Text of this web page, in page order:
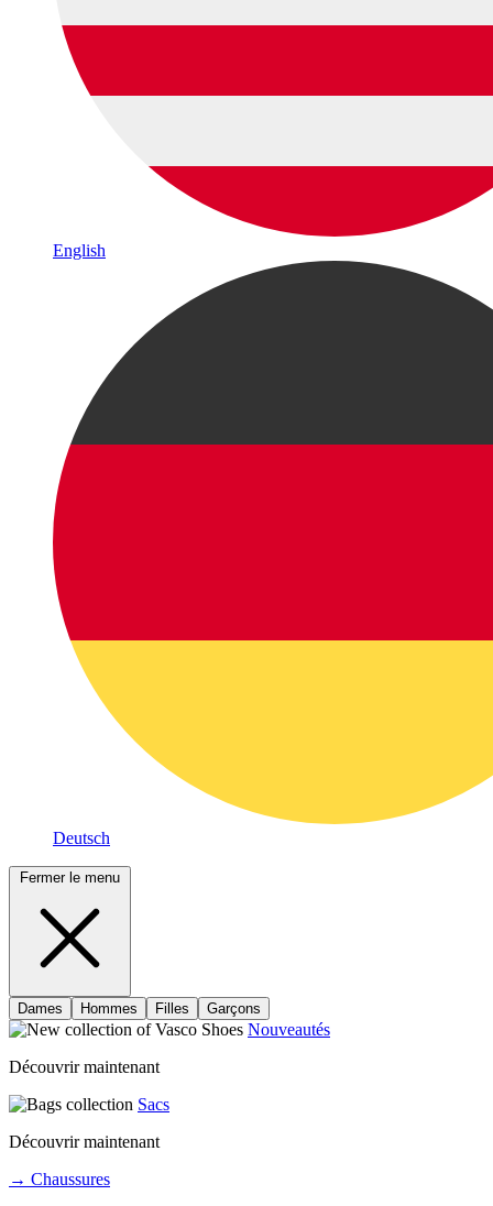
English
Deutsch
Fermer le menu
Dames Hommes Filles Garçons
Nouveautés
Découvrir maintenant
Sacs
Découvrir maintenant
→ Chaussures